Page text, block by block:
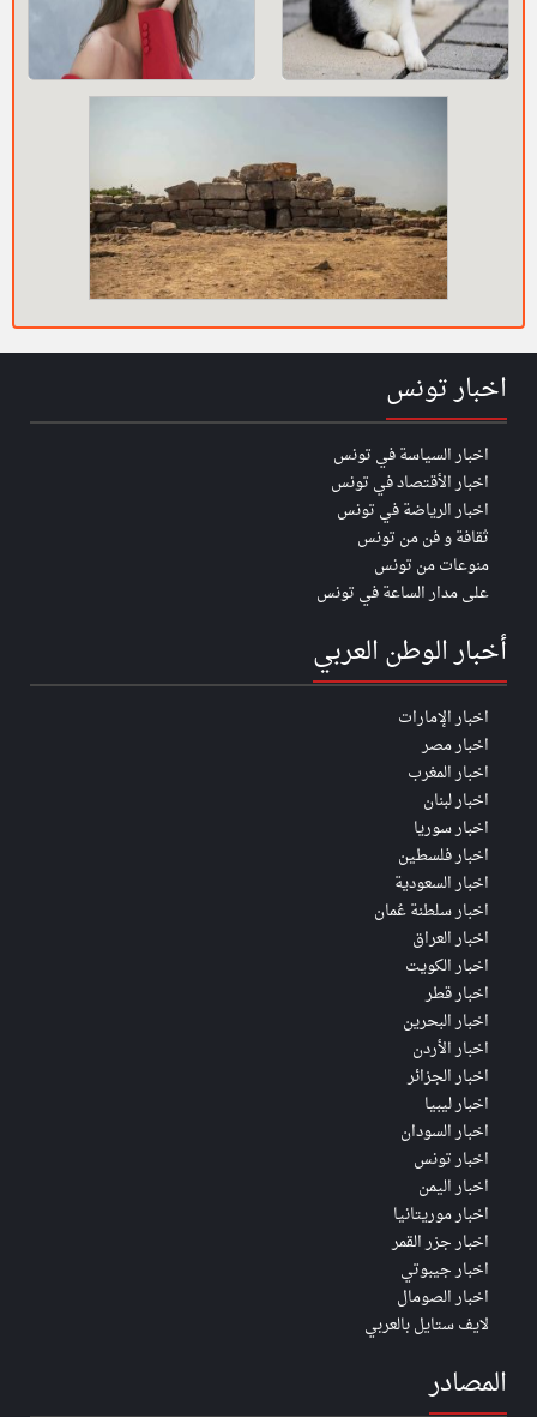
اخبار تونس
اخبار السياسة في تونس
اخبار الأقتصاد في تونس
اخبار الرياضة في تونس
ثقافة و فن من تونس
منوعات من تونس
على مدار الساعة في تونس
أخبار الوطن العربي
اخبار الإمارات
اخبار مصر
اخبار المغرب
اخبار لبنان
اخبار سوريا
اخبار فلسطين
اخبار السعودية
اخبار سلطنة عُمان
اخبار العراق
اخبار الكويت
اخبار قطر
اخبار البحرين
اخبار الأردن
اخبار الجزائر
اخبار ليبيا
اخبار السودان
اخبار تونس
اخبار اليمن
اخبار موريتانيا
اخبار جزر القمر
اخبار جيبوتي
اخبار الصومال
لايف ستايل بالعربي
المصادر